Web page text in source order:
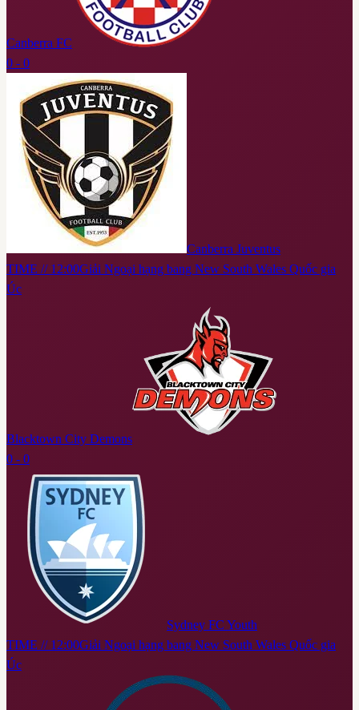
Canberra FC
0 - 0
Canberra Juventus
TIME // 12:00Giải Ngoại hạng bang New South Wales Quốc gia
Úc
Blacktown City Demons
0 - 0
Sydney FC Youth
TIME // 12:00Giải Ngoại hạng bang New South Wales Quốc gia
Úc